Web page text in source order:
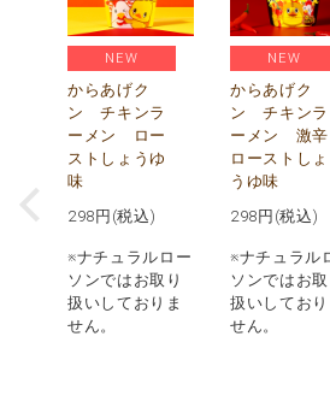
NEW
からあげク
ン チキンラ
ーメン ロー
ストしょうゆ
味
298 円(税込)
※ナチュラルロー
ソンではお取り
扱いしておりま
せん。
NEW
からあげク
ン チキンラ
ーメン 激辛
ローストしょ
うゆ味
298 円(税込)
※ナチュラル
ソンではお取
扱いしており
せん。